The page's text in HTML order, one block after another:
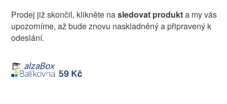
Prodej již skončil, klikněte nasledovat produkta my vás
upozorníme, až bude znovu naskladněný a připravený k
odeslání.